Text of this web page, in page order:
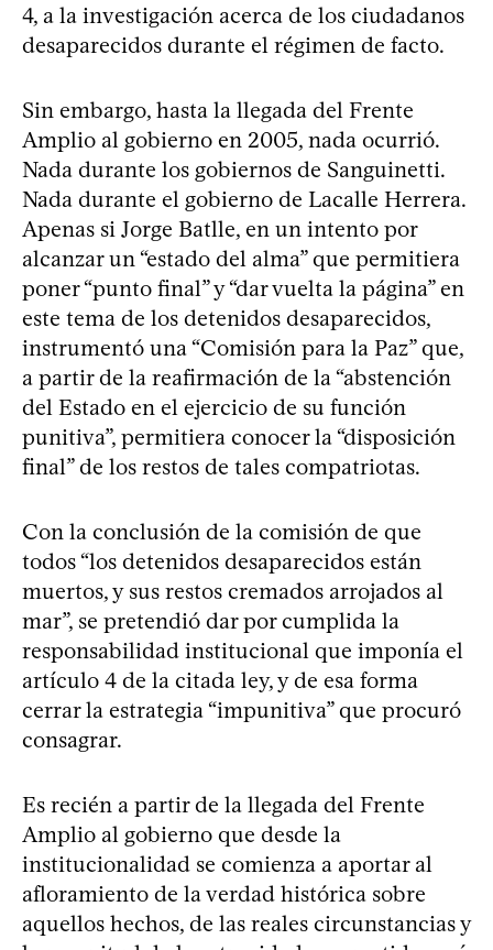
4, a la investigación acerca de los ciudadanos
desaparecidos durante el régimen de facto.
Sin embargo, hasta la llegada del Frente
Amplio al gobierno en 2005, nada ocurrió.
Nada durante los gobiernos de Sanguinetti.
Nada durante el gobierno de Lacalle Herrera.
Apenas si Jorge Batlle, en un intento por
alcanzar un “estado del alma” que permitiera
poner “punto final” y “dar vuelta la página” en
este tema de los detenidos desaparecidos,
instrumentó una “Comisión para la Paz” que,
a partir de la reafirmación de la “abstención
del Estado en el ejercicio de su función
punitiva”, permitiera conocer la “disposición
final” de los restos de tales compatriotas.
Con la conclusión de la comisión de que
todos “los detenidos desaparecidos están
muertos, y sus restos cremados arrojados al
mar”, se pretendió dar por cumplida la
responsabilidad institucional que imponía el
artículo 4 de la citada ley, y de esa forma
cerrar la estrategia “impunitiva” que procuró
consagrar.
Es recién a partir de la llegada del Frente
Amplio al gobierno que desde la
institucionalidad se comienza a aportar al
afloramiento de la verdad histórica sobre
aquellos hechos, de las reales circunstancias y